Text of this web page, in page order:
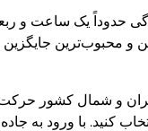
با یک رانندگی حدوداً یک
و محبوب‌ترین
و شمال کشور حرکت
کنید. با ورود به جاده